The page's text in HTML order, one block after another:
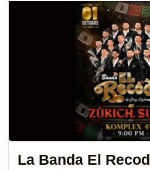
La Banda El